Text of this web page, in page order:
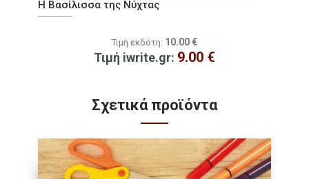
Η Βασίλισσα της Νύχτας
Τιμή εκδότη: 10.00 €
Τιμή iwrite.gr: 9.00 €
Σχετικά προϊόντα